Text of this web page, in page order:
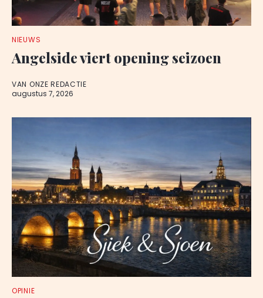
NIEUWS
Angelside viert opening seizoen
VAN ONZE REDACTIE
augustus 7, 2026
OPINIE